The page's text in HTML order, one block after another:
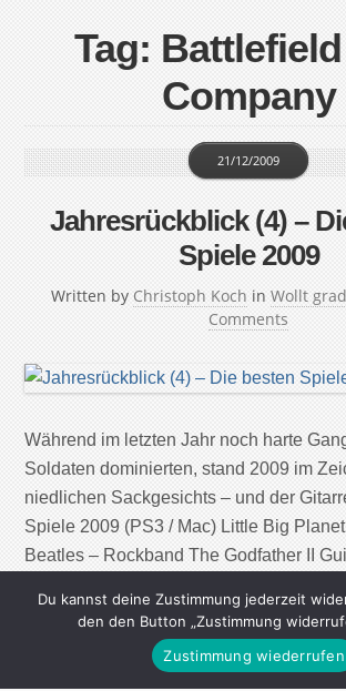
Tag:
Company
Jahresrückblick (4) –
Spiele 2009
Written by Christoph Koch
21/12/2009
in Wollt
Comments
Während im letzten Jahr noch harte
Soldaten dominierten, stand 2009 im
niedlichen Sackgesichts – und der
Spiele 2009 (PS3 / Mac) Little Big
Beatles – Rockband The Godfather II
Company .
Continue Reading
Du kannst deine Zustimmung jederzeit
den den Button „Zustimmung
Zustimmung wiederrufen